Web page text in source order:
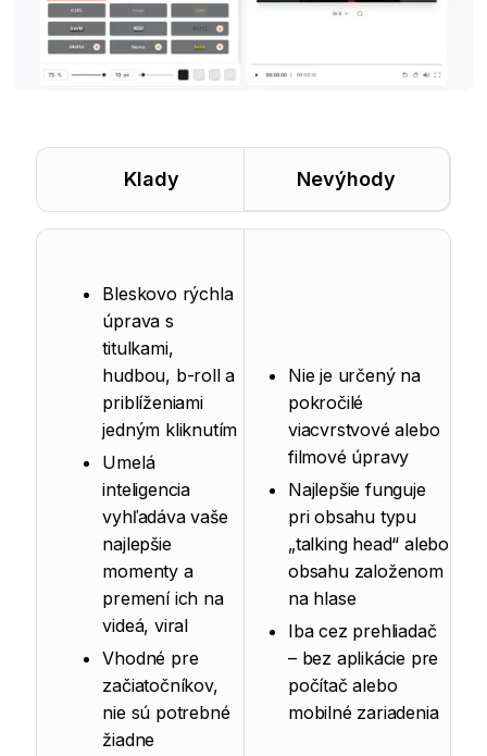
Klady Nevýhody
Bleskovo rýchla
úprava s
titulkami,
hudbou, b-roll a
priblíženiami
jedným kliknutím
Umelá
inteligencia
vyhľadáva vaše
najlepšie
momenty a
premení ich na
videá, viral
Vhodné pre
začiatočníkov,
nie sú potrebné
žiadne
Nie je určený na
pokročilé
viacvrstvové alebo
filmové úpravy
Najlepšie funguje
pri obsahu typu
„talking head“ alebo
obsahu založenom
na hlase
Iba cez prehliadač
– bez aplikácie pre
počítač alebo
mobilné zariadenia